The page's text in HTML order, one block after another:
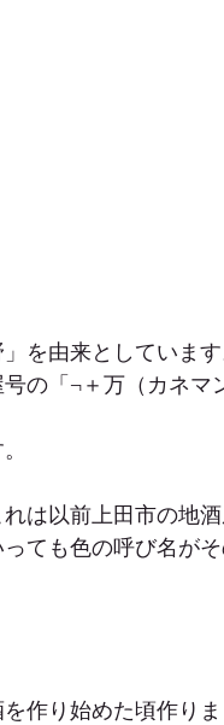
を由来としていま
の「¬＋万（カネマ
は以前上田市の地
ても色の呼び名が
作り始めた頃作り